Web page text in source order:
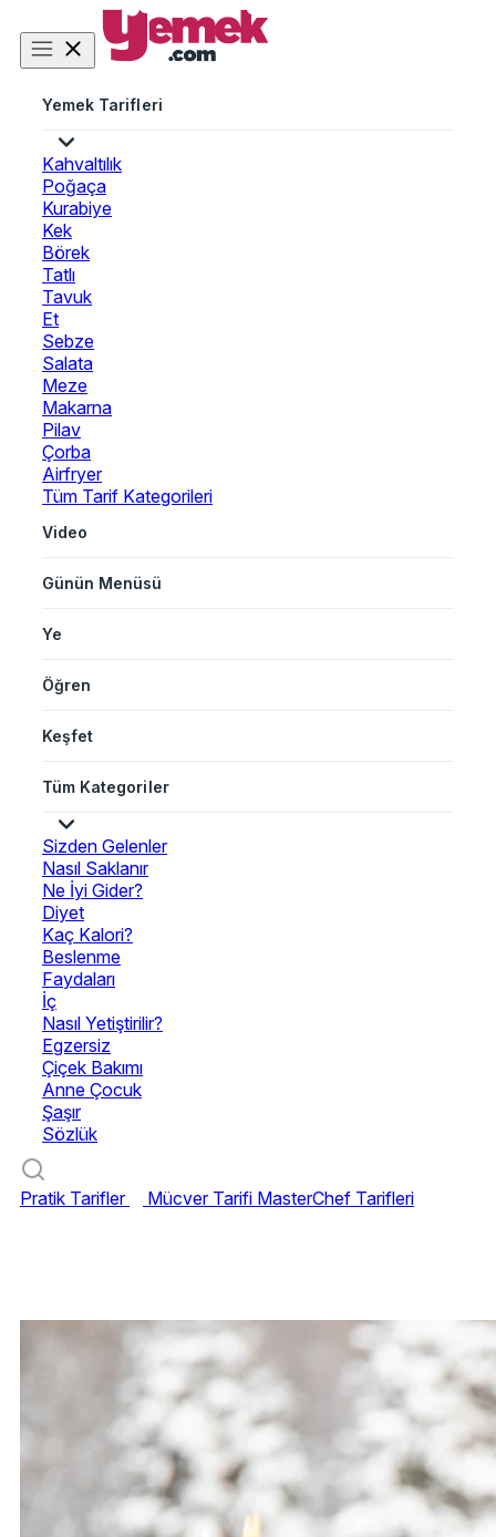
Yemek Tarifleri
Kahvaltılık
Poğaça
Kurabiye
Kek
Börek
Tatlı
Tavuk
Et
Sebze
Salata
Meze
Makarna
Pilav
Çorba
Airfryer
Tüm Tarif Kategorileri
Video
Günün Menüsü
Ye
Öğren
Keşfet
Tüm Kategoriler
Sizden Gelenler
Nasıl Saklanır
Ne İyi Gider?
Diyet
Kaç Kalori?
Beslenme
Faydaları
İç
Nasıl Yetiştirilir?
Egzersiz
Çiçek Bakımı
Anne Çocuk
Şaşır
Sözlük
Pratik Tarifler Mücver Tarifi MasterChef Tarifleri